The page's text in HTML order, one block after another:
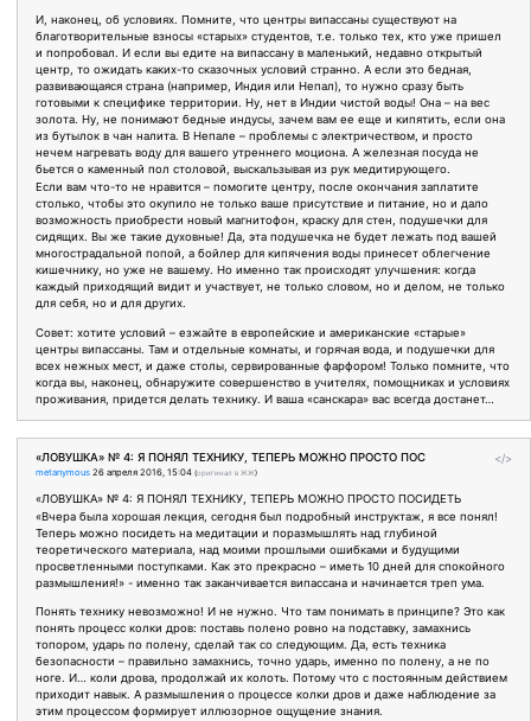
И, наконец, об условиях. Помните, что центры випассаны существуют на
благотворительные взносы «старых» студентов, т.е. только тех, кто уже пришел
и попробовал. И если вы едите на випассану в маленький, недавно открытый
центр, то ожидать каких-то сказочных условий странно. А если это бедная,
развивающаяся страна (например, Индия или Непал), то нужно сразу быть
готовыми к специфике территории. Ну, нет в Индии чистой воды! Она – на вес
золота. Ну, не понимают бедные индусы, зачем вам ее еще и кипятить, если она
из бутылок в чан налита. В Непале – проблемы с электричеством, и просто
нечем нагревать воду для вашего утреннего моциона. А железная посуда не
бьется о каменный пол столовой, выскальзывая из рук медитирующего.
Если вам что-то не нравится – помогите центру, после окончания заплатите
столько, чтобы это окупило не только ваше присутствие и питание, но и дало
возможность приобрести новый магнитофон, краску для стен, подушечки для
сидящих. Вы же такие духовные! Да, эта подушечка не будет лежать под вашей
многострадальной попой, а бойлер для кипячения воды принесет облегчение
кишечнику, но уже не вашему. Но именно так происходят улучшения: когда
каждый приходящий видит и участвует, не только словом, но и делом, не только
для себя, но и для других.
Совет: хотите условий – езжайте в европейские и американские «старые»
центры випассаны. Там и отдельные комнаты, и горячая вода, и подушечки для
всех нежных мест, и даже столы, сервированные фарфором! Только помните, что
когда вы, наконец, обнаружите совершенство в учителях, помощниках и условиях
проживания, придется делать технику. И ваша «санскара» вас всегда достанет…
</>
«ЛОВУШКА» № 4: Я ПОНЯЛ ТЕХНИКУ, ТЕПЕРЬ МОЖНО ПРОСТО ПОС
metanymous 26 апреля 2016, 15:04 (оригинал в ЖЖ)
«ЛОВУШКА» № 4: Я ПОНЯЛ ТЕХНИКУ, ТЕПЕРЬ МОЖНО ПРОСТО ПОСИДЕТЬ
«Вчера была хорошая лекция, сегодня был подробный инструктаж, я все понял!
Теперь можно посидеть на медитации и поразмышлять над глубиной
теоретического материала, над моими прошлыми ошибками и будущими
просветленными поступками. Как это прекрасно – иметь 10 дней для спокойного
размышления!» - именно так заканчивается випассана и начинается треп ума.
Понять технику невозможно! И не нужно. Что там понимать в принципе? Это как
понять процесс колки дров: поставь полено ровно на подставку, замахнись
топором, ударь по полену, сделай так со следующим. Да, есть техника
безопасности – правильно замахнись, точно ударь, именно по полену, а не по
ноге. И… коли дрова, продолжай их колоть. Потому что с постоянным действием
приходит навык. А размышления о процессе колки дров и даже наблюдение за
этим процессом формирует иллюзорное ощущение знания.